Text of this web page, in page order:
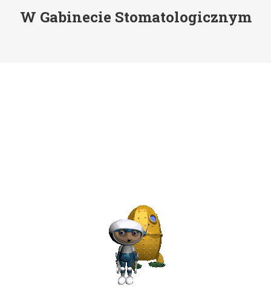
W Gabinecie Stomatologicznym